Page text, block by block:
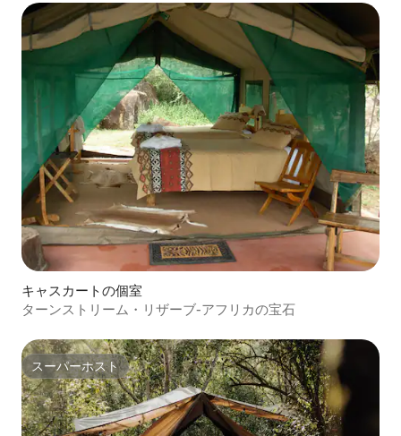
キャスカートの個室
ターンストリーム・リザーブ-アフリカの宝石
スーパーホスト
スーパーホスト